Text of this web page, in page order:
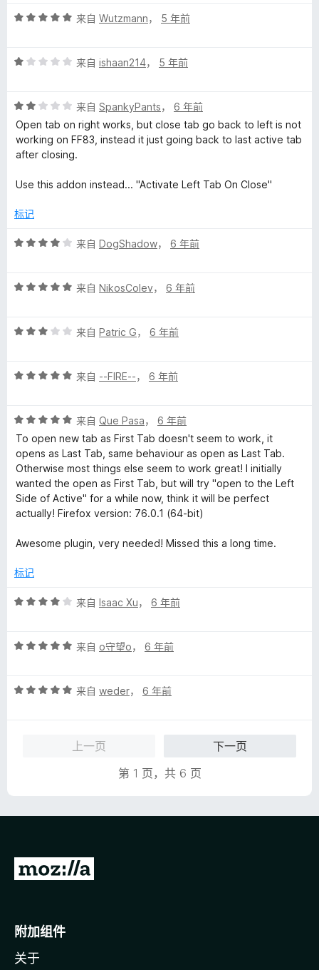
评
/
来自 Wutzmann， 5 年前
评
/
5
来自 ishaan214， 5 年前
评
分
2
/
来自 SpankyPants， 6 年前
Open tab on right works, but close tab go back to left is not
working on FF83, instead it just going back to last active tab
after closing.
Use this addon instead... "Activate Left Tab On Close"
标记
评
/
来自 DogShadow， 6 年前
评
/
来自 NikosColev， 6 年前
评
/
来自 Patric G， 6 年前
评
/
5
来自 --FIRE--， 6 年前
评
分
5
/
5
来自 Que Pasa， 6 年前
To open new tab as First Tab doesn't seem to work, it
opens as Last Tab, same behaviour as open as Last Tab.
Otherwise most things else seem to work great! I initially
wanted the open as First Tab, but will try "open to the Left
Side of Active" for a while now, think it will be perfect
actually! Firefox version: 76.0.1 (64-bit)
Awesome plugin, very needed! Missed this a long time.
标记
评
/
来自 Isaac Xu， 6 年前
评
/
来自 o守望o， 6 年前
评
来自 weder， 6 年前
上一页
下一页
第 1 页，共 6 页
转
o
i
附加组件
关于